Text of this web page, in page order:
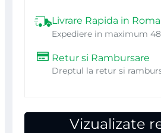
Livrare Rapida in
Expediere in maximum
Retur si Rambursare
Dreptul la retur si
IMITATIE
CARBON
Vizualizate